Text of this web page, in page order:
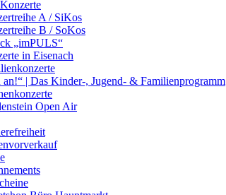
A / SiKos
B / SoKos
„imPULS“
in Eisenach
an!“ | Das Kinder-, Jugend- & Familienprogramm
Open Air